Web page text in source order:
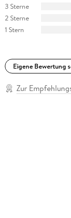
3 Sterne
2 Sterne
1 Stern
Eigene Bewertung
Zur